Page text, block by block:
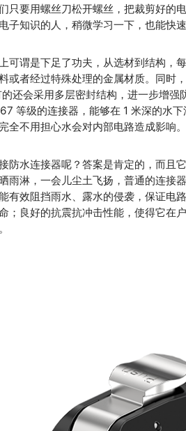
只要用螺丝刀松开螺丝，把裁剪好的
知识的人，稍微学习一下，也能快速
可谓是下足了功夫，从选材到结构，
或者经过特殊处理的金属材质。同时
还会采用多层密封结构，进一步增
等级的连接器，能够在 1 米深的水
不用担心水会对内部电路造成影响。
水连接器呢？答案是肯定的，而且
雨淋，一会儿尘土飞扬，普通的连接
效阻挡雨水、露水的侵袭，保证电
；良好的抗震抗冲击性能，使得它在